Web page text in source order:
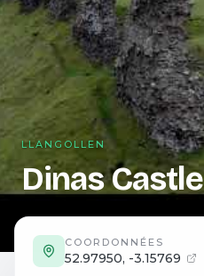
LLANGOLLEN
Dinas Castle
COORDONNÉES
52.97950, -3.15769